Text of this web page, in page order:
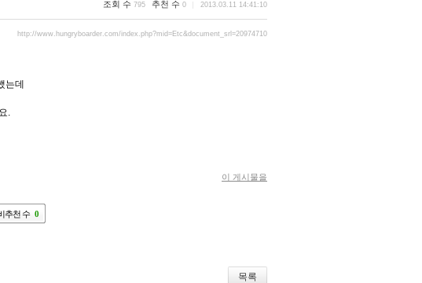
조회 수 795 추천 수 0 2013.03.11 14:41:10
http://www.hungryboarder.com/index.php?mid=Etc&document_srl=20974710
는데
.
이 게시물을
추천 수 0
목록